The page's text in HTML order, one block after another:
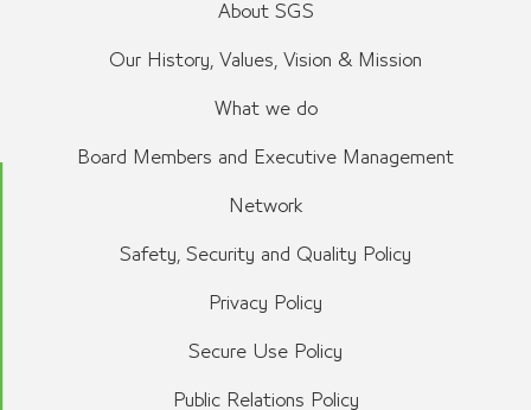
About SGS
Our History, Values, Vision & Mission
What we do
Board Members and Executive Management
Network
Safety, Security and Quality Policy
Privacy Policy
Secure Use Policy
Public Relations Policy